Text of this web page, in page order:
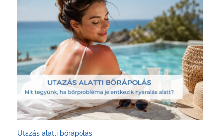
Utazás alatti bőrápolás